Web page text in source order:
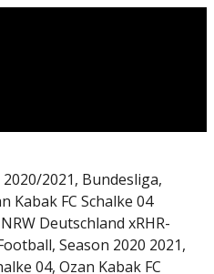
2020/2021, Bundesliga,
Kabak FC Schalke 04
Deutschland xRHR-
Season 2020 2021,
04, Ozan Kabak FC